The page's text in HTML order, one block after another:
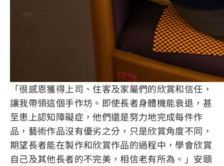
「很感恩獲得上司、住客及家屬們的欣賞和信任，
讓我帶領這個手作坊。即使長者身體機能衰退，甚
至患上認知障礙症，他們還是努力地完成每件作
品，藝術作品沒有優劣之分，只是欣賞角度不同，
期望長者能在製作和欣賞作品的過程中，學會欣賞
自己及其他長者的不完美，相信老有所為。」安頤